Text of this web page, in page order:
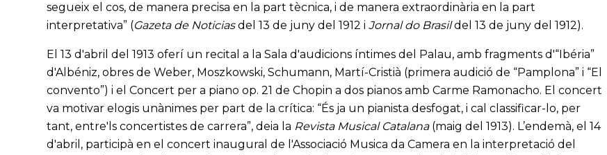
segueix el cos, de manera precisa en la part tècnica, i de manera extraordinària en la part
interpretativa” (Gazeta de Noticiasdel 13 de juny del 1912 iJornal do Brasildel 13 de juny del 1912).
El 13 d'abril del 1913 oferí un recital a la Sala d'audicions íntimes del Palau, amb fragments d'“Ibéria”
d'Albéniz, obres de Weber, Moszkowski, Schumann, Martí-Cristià (primera audició de “Pamplona” i “El
convento”) i el Concert per a piano op. 21 de Chopin a dos pianos amb Carme Ramonacho. El concert
va motivar elogis unànimes per part de la crítica: “És ja un pianista desfogat, i cal classificar-lo, per
tant, entre'ls concertistes de carrera”, deia la Revista Musical Catalana(maig del 1913). L’endemà, el 14
d'abril, participà en el concert inaugural de l'Associació Musica da Camera en la interpretació del